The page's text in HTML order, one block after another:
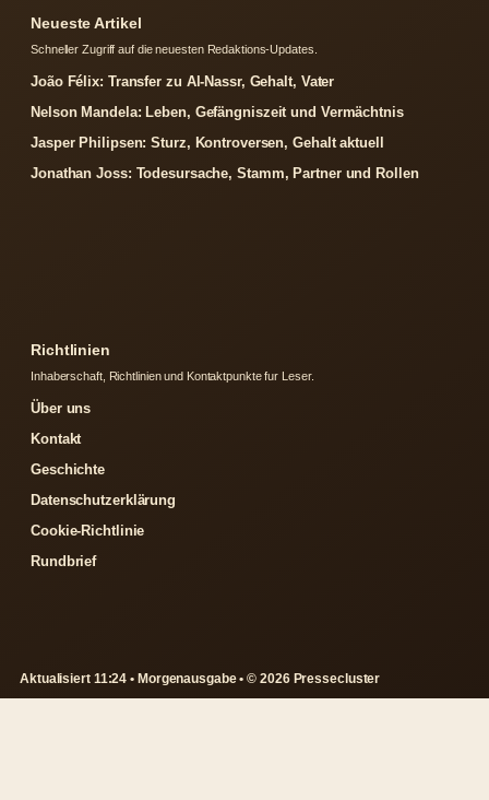
Neueste Artikel
Schneller Zugriff auf die neuesten Redaktions-Updates.
João Félix: Transfer zu Al-Nassr, Gehalt, Vater
Nelson Mandela: Leben, Gefängniszeit und Vermächtnis
Jasper Philipsen: Sturz, Kontroversen, Gehalt aktuell
Jonathan Joss: Todesursache, Stamm, Partner und Rollen
Richtlinien
Inhaberschaft, Richtlinien und Kontaktpunkte fur Leser.
Über uns
Kontakt
Geschichte
Datenschutzerklärung
Cookie-Richtlinie
Rundbrief
Aktualisiert 11:24 • Morgenausgabe • © 2026 Pressecluster